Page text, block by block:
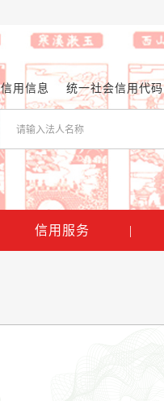
信用信息 统一社会信用代码
信用服务 |